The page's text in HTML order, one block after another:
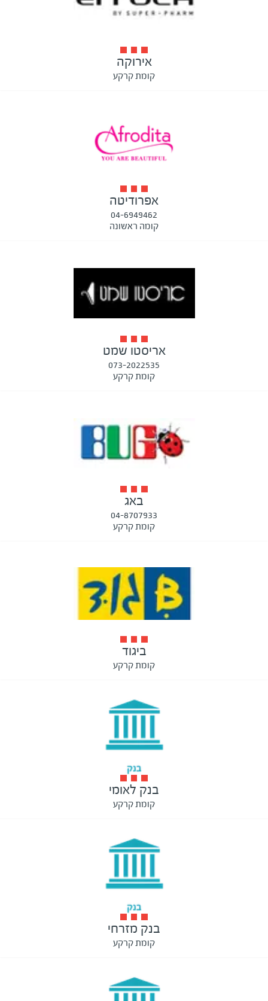
אירוקה
קומת קרקע
אפרודיטה
04-6949462
קומה ראשונה
אריסטו שמט
073-2022535
קומת קרקע
באג
04-8707933
קומת קרקע
ביגוד
קומת קרקע
בנק לאומי
קומת קרקע
בנק מזרחי
קומת קרקע